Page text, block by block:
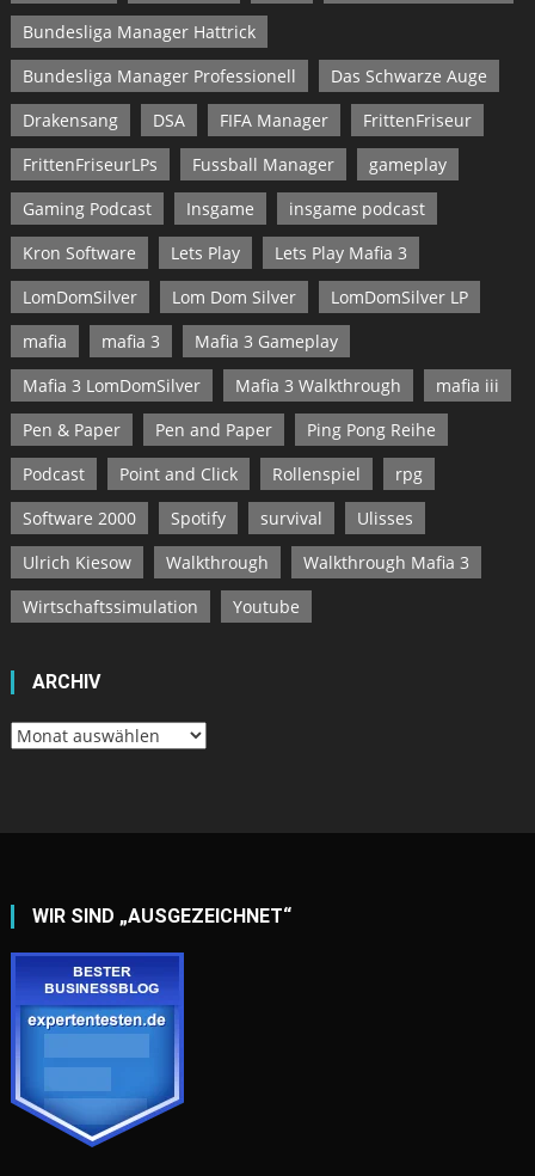
Bundesliga Manager Hattrick
Bundesliga Manager Professionell
Das Schwarze Auge
Drakensang
DSA FIFA Manager
FrittenFriseur
FrittenFriseurLPs
Fussball Manager
gameplay
Gaming Podcast
Insgame
insgame podcast
Kron Software
Lets Play
Lets Play Mafia 3
LomDomSilver
Lom Dom Silver
LomDomSilver LP
mafia
mafia 3
Mafia 3 Gameplay
Mafia 3 LomDomSilver
Mafia 3 Walkthrough
mafia iii
Pen & Paper
Pen and Paper
Ping Pong Reihe
Podcast
Point and Click Rollenspiel
rpg
Software 2000
Spotify survival
Ulisses
Ulrich Kiesow
Walkthrough
Walkthrough Mafia 3
Wirtschaftssimulation
Youtube
ARCHIV
Archiv
WIR SIND „AUSGEZEICHNET“